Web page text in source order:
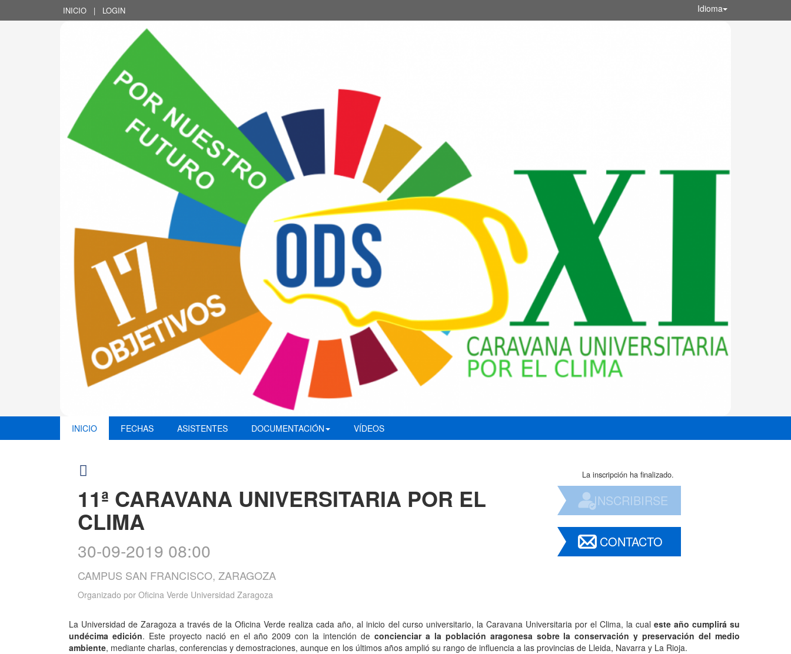
INICIO | LOGIN Idioma
INICIO FECHAS ASISTENTES DOCUMENTACIÓN VÍDEOS
11ª CARAVANA UNIVERSITARIA POR EL
CLIMA
30-09-2019 08:00
CAMPUS SAN FRANCISCO, ZARAGOZA
Organizado por Oficina Verde Universidad Zaragoza
La inscripción ha finalizado.
INSCRIBIRSE
CONTACTO
La Universidad de Zaragoza a través de la Oficina Verde realiza cada año, al inicio del curso universitario, la Caravana Universitaria por el Clima, la cual este año cumplirá su
undécima edición. Este proyecto nació en el año 2009 con la intención de concienciar a la población aragonesa sobre la conservación y preservación del medio
ambiente, mediante charlas, conferencias y demostraciones, aunque en los últimos años amplió su rango de influencia a las provincias de Lleida, Navarra y La Rioja.